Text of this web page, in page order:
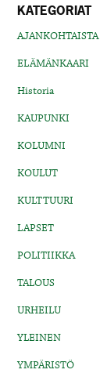
KATEGORIAT
AJANKOHTAISTA
ELÄMÄNKAARI
Historia
KAUPUNKI
KOLUMNI
KOULUT
KULTTUURI
LAPSET
POLITIIKKA
TALOUS
URHEILU
YLEINEN
YMPÄRISTÖ